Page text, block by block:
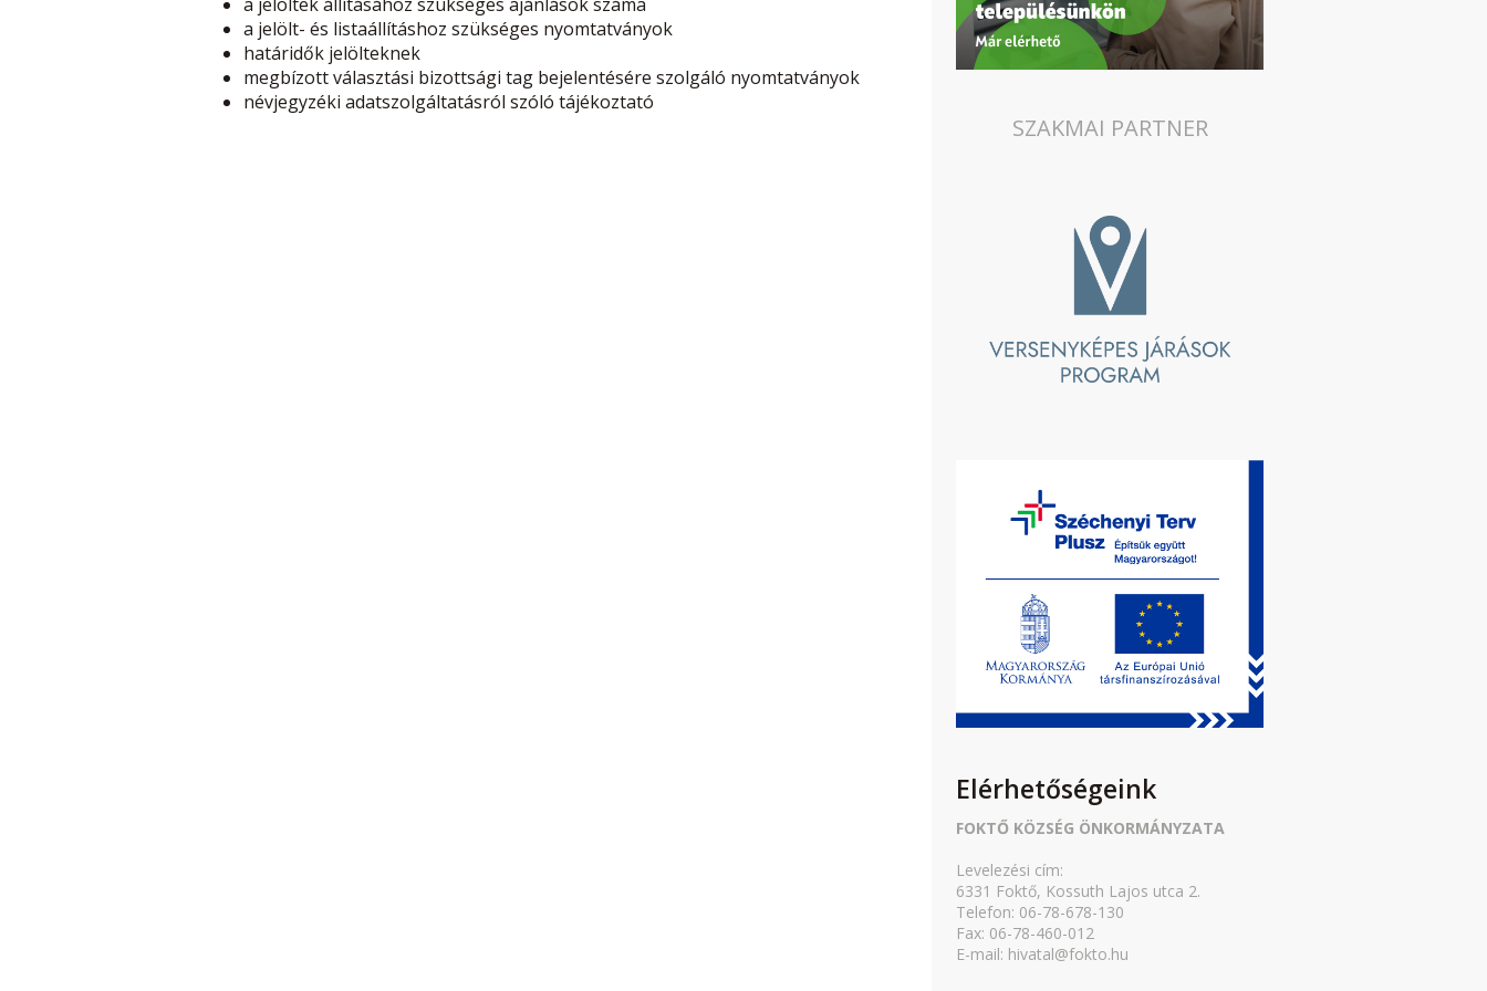
a jelölt- és listaállításhoz szükséges nyomtatványok
határidők jelölteknek
megbízott választási bizottsági tag bejelentésére szolgáló nyomtatványok
névjegyzéki adatszolgáltatásról szóló tájékoztató
SZAKMAI PARTNER
Elérhetőségeink
FOKTŐ KÖZSÉG ÖNKORMÁNYZATA
Levelezési cím:
6331 Foktő, Kossuth Lajos utca 2.
Telefon: 06-78-678-130
Fax: 06-78-460-012
E-mail: hivatal@fokto.hu